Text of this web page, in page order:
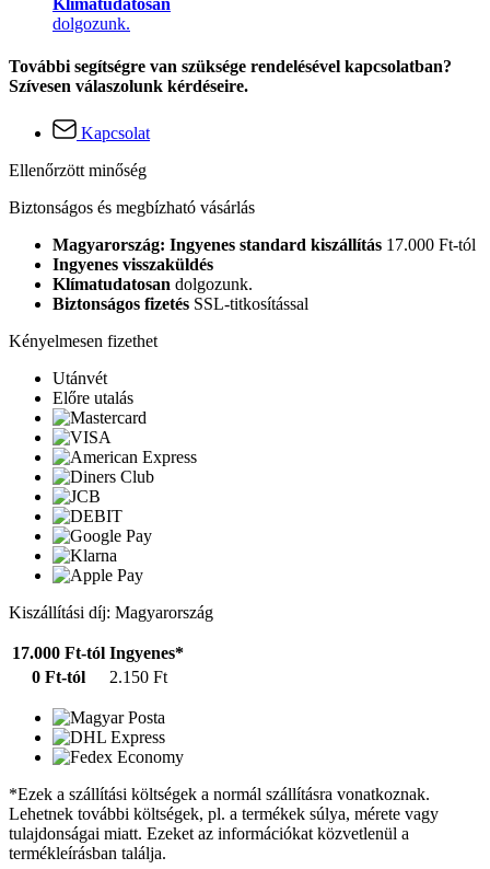
dolgozunk.
További segítségre van szüksége rendelésével kapcsolatban?
Szívesen válaszolunk kérdéseire.
Kapcsolat
Ellenőrzött minőség
Biztonságos és megbízható vásárlás
Magyarország: Ingyenes standard kiszállítás 17.000 Ft-tól
Ingyenes visszaküldés
Klímatudatosan dolgozunk.
Biztonságos fizetés SSL-titkosítással
Kényelmesen fizethet
Utánvét
Előre utalás
Kiszállítási díj: Magyarország
17.000 Ft-tól Ingyenes*
0 Ft-tól
2.150 Ft
*Ezek a szállítási költségek a normál szállításra vonatkoznak.
Lehetnek további költségek, pl. a termékek súlya, mérete vagy
tulajdonságai miatt. Ezeket az információkat közvetlenül a
termékleírásban találja.